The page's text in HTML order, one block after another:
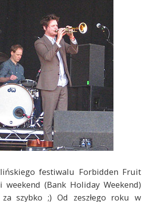
festiwalu Forbidden Fruit
weekend (Bank Holiday Weekend)
szybko ;) Od zeszłego roku w